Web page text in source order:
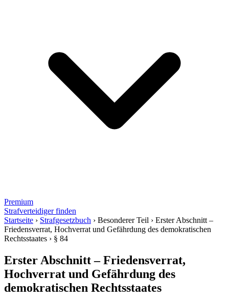
Premium
Strafverteidiger finden
Startseite › Strafgesetzbuch › Besonderer Teil › Erster Abschnitt –
Friedensverrat, Hochverrat und Gefährdung des demokratischen
Rechtsstaates › § 84
Erster Abschnitt – Friedensverrat,
Hochverrat und Gefährdung des
demokratischen Rechtsstaates